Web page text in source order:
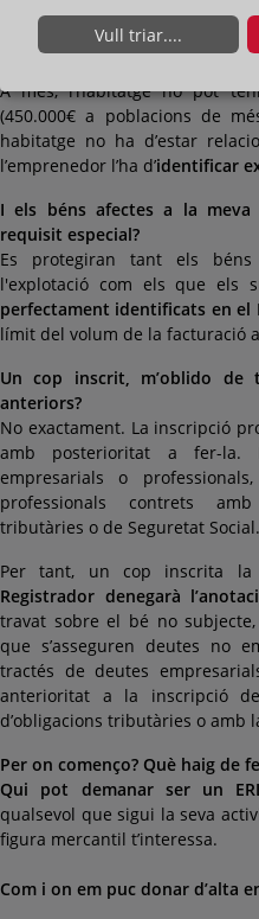
L’habitatge ha de serl’habitual.
A més, l’habitatge no pot
(450.000€ a poblacions de
habitatge no ha d’estar
l’emprenedor l’ha d’identificar
I els béns afectes a la
requisit especial?
Es protegiran tant els
l'explotació com els que els
perfectament identificats en el
límit del volum de la facturació
Un cop inscrit, m’oblido
anteriors?
No exactament. La inscripció
amb posterioritat a fer-la.
empresarials o
professionals contrets
tributàries o de Seguretat Social.
Per tant, un cop inscrita la
Registrador denegarà
travat sobre el bé no
que s’asseguren deutes no
tractés de deutes
anterioritat a la inscripció
d’obligacions tributàries o amb
Per on començo? Què haig de
Qui pot demanar ser un
qualsevol que sigui la seva
figura mercantil t’interessa.
Com i on em puc donar d’alta en
Vull triar....